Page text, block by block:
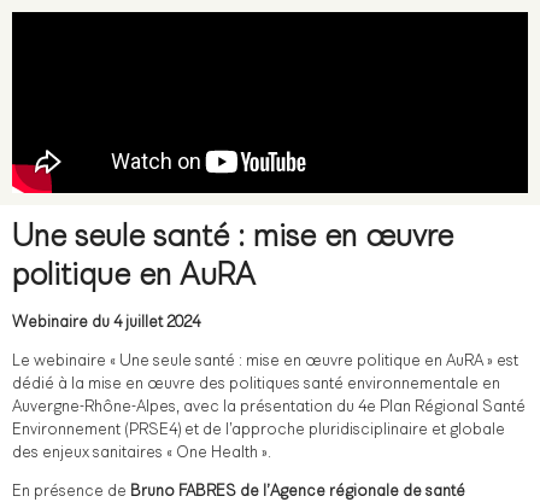
Une seule santé : mise en œuvre
politique en AuRA
Webinaire du 4 juillet 2024
Le webinaire « Une seule santé : mise en œuvre politique en AuRA » est
dédié à la mise en œuvre des politiques santé environnementale en
Auvergne-Rhône-Alpes, avec la présentation du 4e Plan Régional Santé
Environnement (PRSE4) et de l’approche pluridisciplinaire et globale
des enjeux sanitaires « One Health ».
En présence de Bruno FABRES de l’Agence régionale de santé